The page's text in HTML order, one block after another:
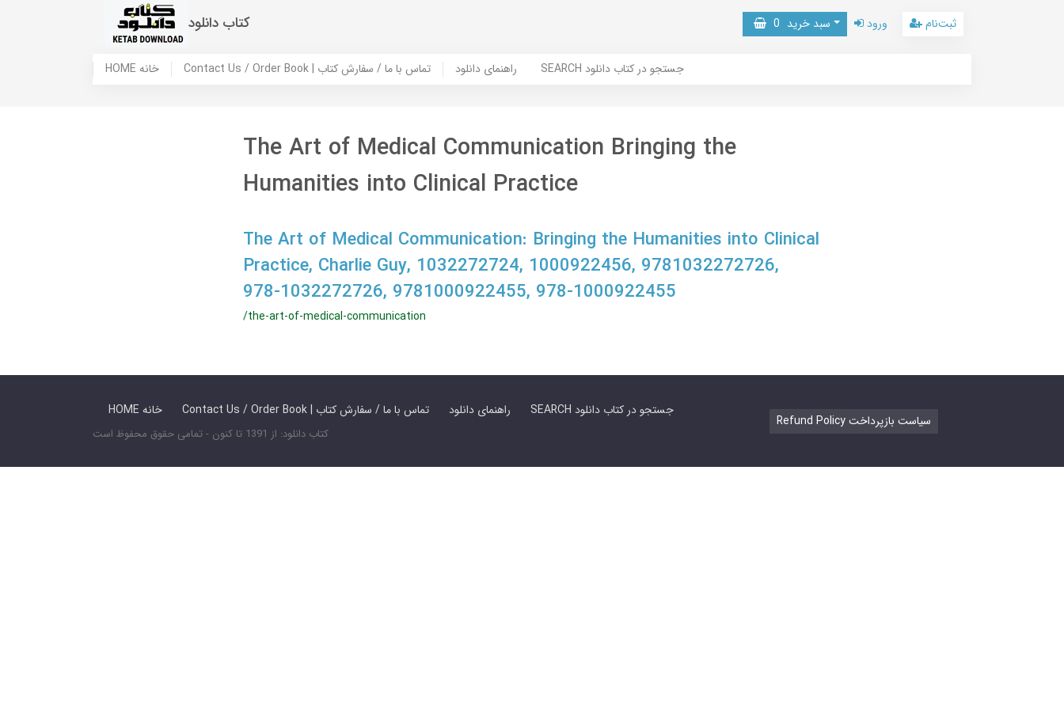
کتاب دانلود سبد خرید 0 ورود ثبت‌نام
HOME خانه Contact Us / Order Book | تماس با ما / سفارش کتاب راهنمای دانلود SEARCH جستجو در کتاب دانلود
The Art of Medical Communication Bringing the
Humanities into Clinical Practice
The Art of Medical Communication: Bringing the Humanities into Clinical
Practice, Charlie Guy, 1032272724, 1000922456, 9781032272726,
978-1032272726, 9781000922455, 978-1000922455
/the-art-of-medical-communication
HOME خانه Contact Us / Order Book | تماس با ما / سفارش کتاب راهنمای دانلود SEARCH جستجو در کتاب دانلود
کتاب دانلود: از 1391 تا کنون - تمامی حقوق محفوظ است
Refund Policy سیاست بازپرداخت